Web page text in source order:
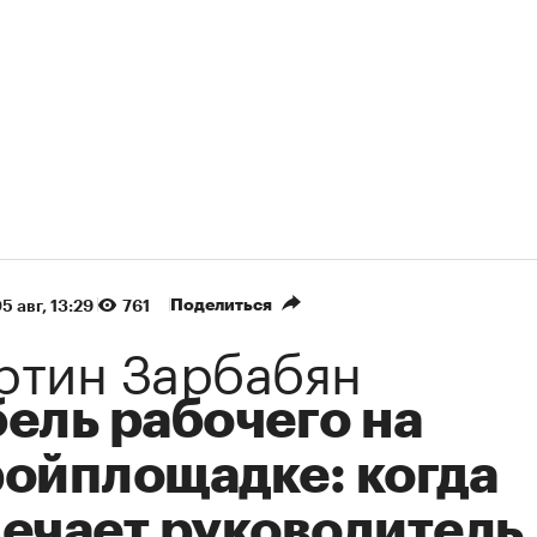
авг, 13:29 761 Поделиться
Зарбабян
рабочего на
когда